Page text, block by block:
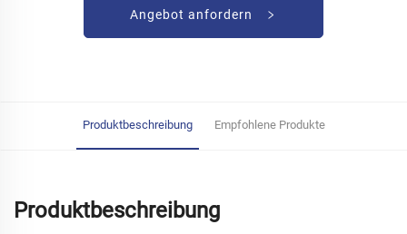
Angebot anfordern
Produktbeschreibung Empfohlene Produkte
Produktbeschreibung